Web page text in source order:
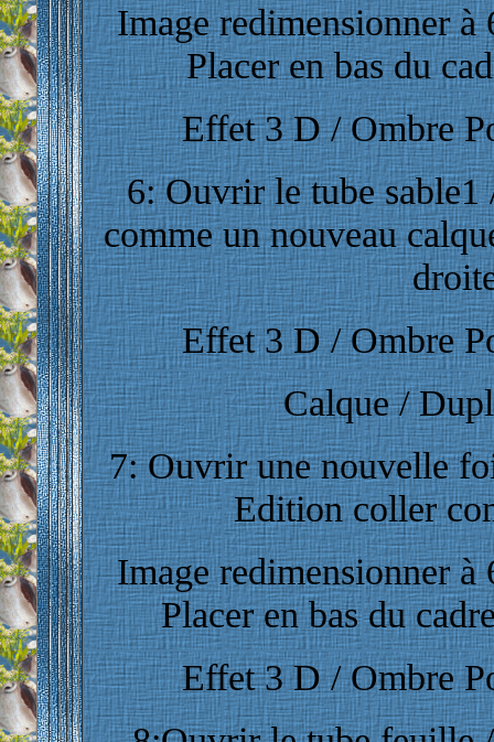
Image redimensionner à
Placer en bas du
Effet3 D / Ombre
6: Ouvrir le tube
comme un nouveau
Effet3 D / Ombre
Calque /
7: Ouvrir une nouvelle
Edition coller
Image redimensionner à
Placer en bas du
Effet 3 D / Ombre